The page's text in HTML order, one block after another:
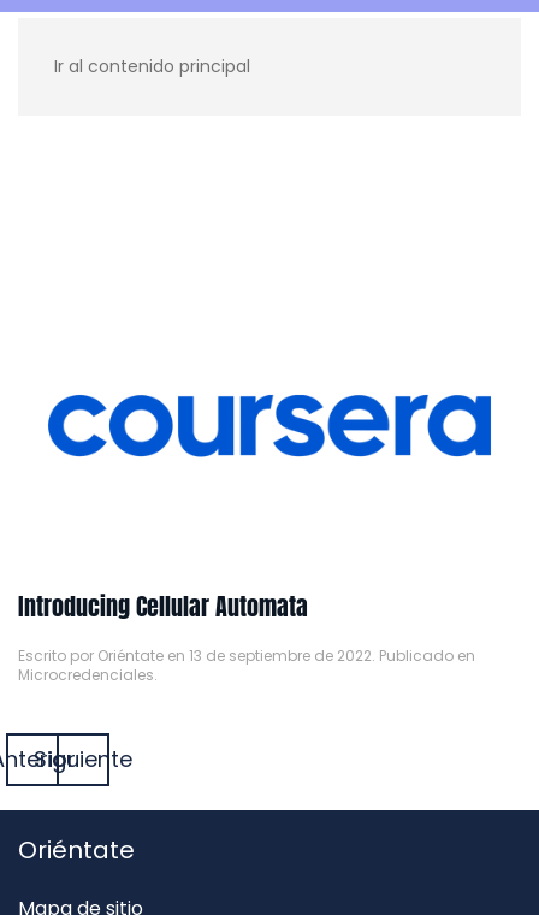
Ir al contenido principal
Introducing Cellular Automata
Escrito por Oriéntate en 13 de septiembre de 2022. Publicado en
Microcredenciales.
Siguiente
Oriéntate
Mapa de sitio